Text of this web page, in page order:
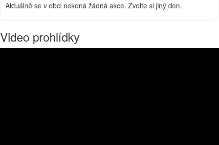
Aktuálně se v obci nekoná žádná akce. Zvolte si jiný den.
Video prohlídky